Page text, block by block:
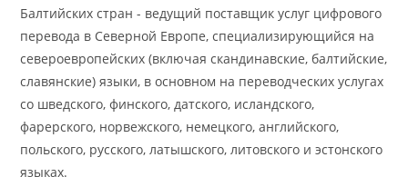
Балтийских стран - ведущий поставщик услуг цифрового
перевода в Северной Европе, специализирующийся на
североевропейских (включая скандинавские, балтийские,
славянские) языки, в основном на переводческих услугах
со шведского, финского, датского, исландского,
фарерского, норвежского, немецкого, английского,
польского, русского, латышского, литовского и эстонского
языках.